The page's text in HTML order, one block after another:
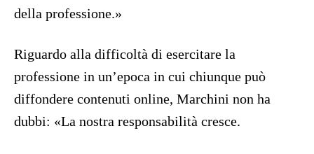
della professione.»
Riguardo alla difficoltà di esercitare la
professione in un’epoca in cui chiunque può
diffondere contenuti online, Marchini non ha
dubbi: «La nostra responsabilità cresce.